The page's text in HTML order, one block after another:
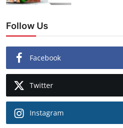
Follow Us
Facebook
Twitter
Instagram